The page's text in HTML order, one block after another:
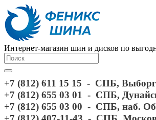
Интернет-магазин шин и дисков по
+7 (812) 611 15 15 - СПБ,
+7 (812) 655 03 01 - СПБ,
+7 (812) 655 03 00 - СПБ, наб.